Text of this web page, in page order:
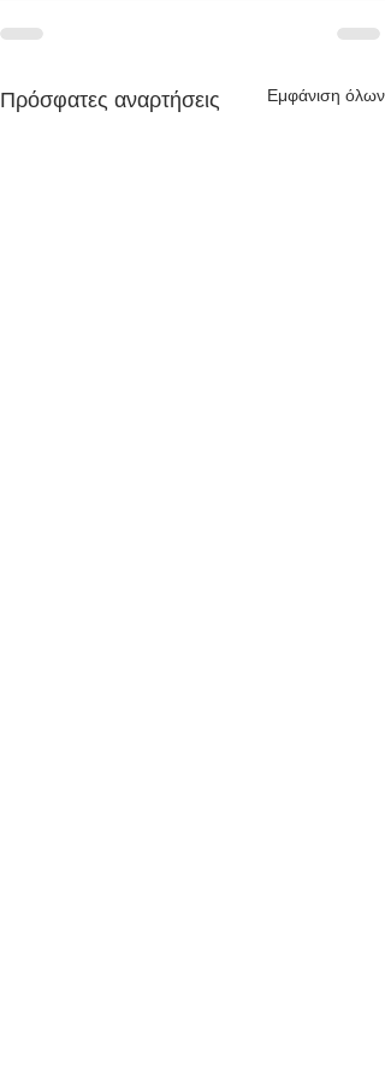
Πρόσφατες αναρτήσεις Εμφάνιση όλων